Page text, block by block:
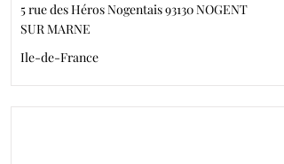
5 rue des Héros Nogentais 93130 NOGENT
SUR MARNE
Ile-de-France